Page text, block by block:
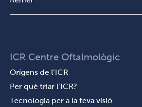
ICR Centre Oftalmològic
Orígens de l’ICR
Per què triar l’ICR?
Tecnologia per a la teva visió